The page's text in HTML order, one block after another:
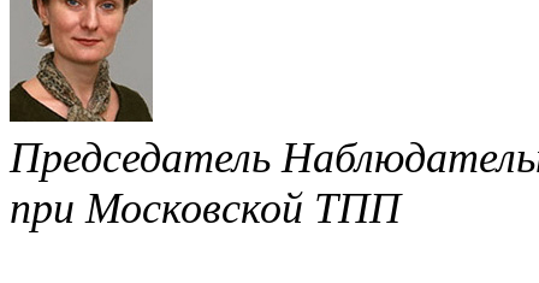
Председатель
при Московской ТПП